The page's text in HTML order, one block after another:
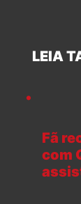
LEIA
Fã
com